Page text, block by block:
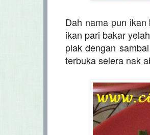
Dah nama pun
ikan pari bakar
plak dengan
terbuka selera nak